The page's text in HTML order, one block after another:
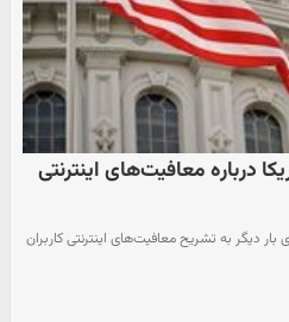
درباره معافیت‌های اینترنتی
بار دیگر به تشریح معافیت‌های اینترنتی کاربران